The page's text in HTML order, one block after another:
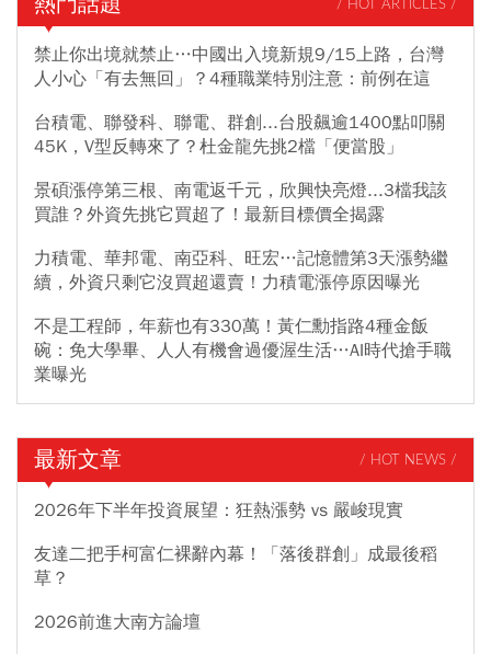
/ HOT ARTICLES /
禁止你出境就禁止…中國出入境新規9/15上路，台灣
人小心「有去無回」？4種職業特別注意：前例在這
台積電、聯發科、聯電、群創...台股飆逾1400點叩關
45K，V型反轉來了？杜金龍先挑2檔「便當股」
景碩漲停第三根、南電返千元，欣興快亮燈...3檔我該
買誰？外資先挑它買超了！最新目標價全揭露
力積電、華邦電、南亞科、旺宏…記憶體第3天漲勢繼
續，外資只剩它沒買超還賣！力積電漲停原因曝光
不是工程師，年薪也有330萬！黃仁勳指路4種金飯
碗：免大學畢、人人有機會過優渥生活…AI時代搶手職
業曝光
最新文章 / HOT NEWS /
2026年下半年投資展望：狂熱漲勢 vs 嚴峻現實
友達二把手柯富仁裸辭內幕！「落後群創」成最後稻
草？
2026前進大南方論壇